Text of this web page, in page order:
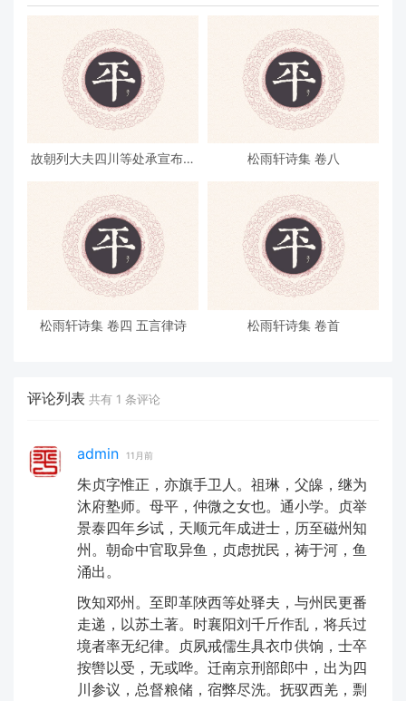
故朝列大夫四川等处承宣布政
松雨轩诗集 卷八
松雨轩诗集 卷四 五言律诗 松雨轩诗集 卷首
评论列表 共有 1 条评论
admin 11月前
朱贞字惟正，亦旗手卫人。祖琳，父皞，继为
沐府塾师。母平，仲微之女也。通小学。贞举
景泰四年乡试，天顺元年成进士，历至磁州知
州。朝命中官取异鱼，贞虑扰民，祷于河，鱼
涌出。
攺知邓州。至即革陜西等处驿夫，与州民更番
走递，以苏土著。时襄阳刘千斤作乱，将兵过
境者率无纪律。贞夙戒儒生具衣巾供饷，士卒
按辔以受，无或哗。迁南京刑部郎中，出为四
川参议，总督粮储，宿弊尽洗。抚驭西羌，剽